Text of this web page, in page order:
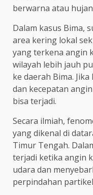
berwarna atau
Dalam kasus Bima,
area kering lokal
yang terkena angin
wilayah lebih jauh
ke daerah Bima.
dan kecepatan
bisa terjadi.
Secara ilmiah,
yang dikenal di
Timur Tengah.
terjadi ketika angin
udara dan
perpindahan